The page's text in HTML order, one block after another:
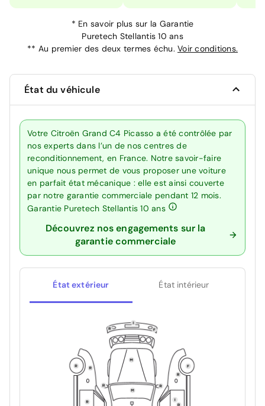
* En savoir plus sur la Garantie
Puretech Stellantis 10 ans
** Au premier des deux termes échu. Voir conditions.
État du véhicule
Votre Citroën Grand C4 Picasso a été contrôlée par
nos experts dans l’un de nos centres de
reconditionnement, en France. Notre savoir-faire
unique nous permet de vous proposer une voiture
en parfait état mécanique : elle est ainsi couverte
par notre garantie commerciale pendant 12 mois.
Garantie Puretech Stellantis 10 ans
Découvrez nos engagements sur la
garantie commerciale
État extérieur État intérieur